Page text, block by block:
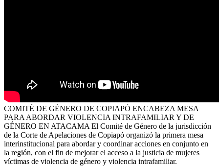
COMITÉ DE GÉNERO DE COPIAPÓ ENCABEZA MESA
PARA ABORDAR VIOLENCIA INTRAFAMILIAR Y DE
GÉNERO EN ATACAMA El Comité de Género de la jurisdicción
de la Corte de Apelaciones de Copiapó organizó la primera mesa
interinstitucional para abordar y coordinar acciones en conjunto en
la región, con el fin de mejorar el acceso a la justicia de mujeres
víctimas de violencia de género y violencia intrafamiliar.